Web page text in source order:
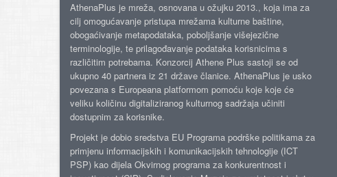
AthenaPlus je mreža, osnovana u ožujku 2013., koja ima za
cilj omogućavanje pristupa mrežama kulturne baštine,
obogaćivanje metapodataka, poboljšanje višejezične
terminologije, te prilagođavanje podataka korisnicima s
različitim potrebama. Konzorcij Athene Plus sastoji se od
ukupno 40 partnera iz 21 države članice. AthenaPlus je usko
povezana s Europeana platformom pomoću koje koje će
veliku količinu digitaliziranog kulturnog sadržaja učiniti
dostupnim za korisnike.
Projekt je dobio sredstva EU Programa podrške politikama za
primjenu informacijskih i komunikacijskih tehnologije (ICT
PSP) kao dijela Okvirnog programa za konkurentnost i